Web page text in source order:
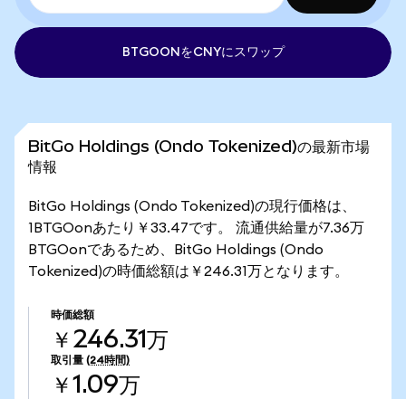
BTGOONをCNYにスワップ
BitGo Holdings (Ondo Tokenized)の最新市場
情報
BitGo Holdings (Ondo Tokenized)の現行価格は、
1BTGOonあたり￥33.47です。 流通供給量が7.36万
BTGOonであるため、BitGo Holdings (Ondo
Tokenized)の時価総額は￥246.31万となります。
時価総額
￥246.31万
取引量 (24時間)
￥1.09万